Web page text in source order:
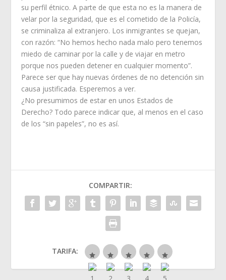
su perfil étnico. A parte de que esta no es la manera de
velar por la seguridad, que es el cometido de la Policía,
se criminaliza al extranjero. Los inmigrantes se quejan,
con razón: “No hemos hecho nada malo pero tenemos
miedo de caminar por la calle y de viajar en metro
porque nos pueden detener en cualquier momento”.
Parece ser que hay nuevas órdenes de no detención sin
causa justificada. Esperemos a ver.
¿No presumimos de estar en unos Estados de
Derecho? Todo parece indicar que, al menos en el caso
de los “sin papeles”, no es así.
COMPARTIR:
TARIFA: